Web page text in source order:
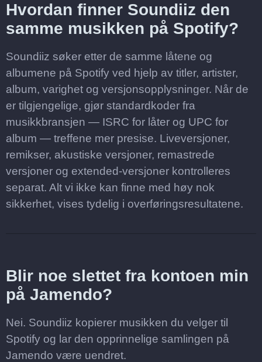
Hvordan finner Soundiiz den
samme musikken på Spotify?
Soundiiz søker etter de samme låtene og
albumene på Spotify ved hjelp av titler, artister,
album, varighet og versjonsopplysninger. Når de
er tilgjengelige, gjør standardkoder fra
musikkbransjen — ISRC for låter og UPC for
album — treffene mer presise. Liveversjoner,
remikser, akustiske versjoner, remastrede
versjoner og extended-versjoner kontrolleres
separat. Alt vi ikke kan finne med høy nok
sikkerhet, vises tydelig i overføringsresultatene.
Blir noe slettet fra kontoen min
på Jamendo?
Nei. Soundiiz kopierer musikken du velger til
Spotify og lar den opprinnelige samlingen på
Jamendo være uendret.